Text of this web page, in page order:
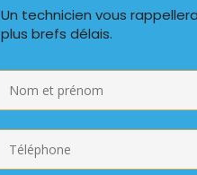
Un technicien vous
plus brefs délais.